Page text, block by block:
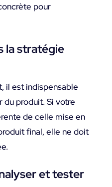
pour
la stratégie
il est indispensable
produit. Si votre
de celle mise en
final, elle ne doit
et tester